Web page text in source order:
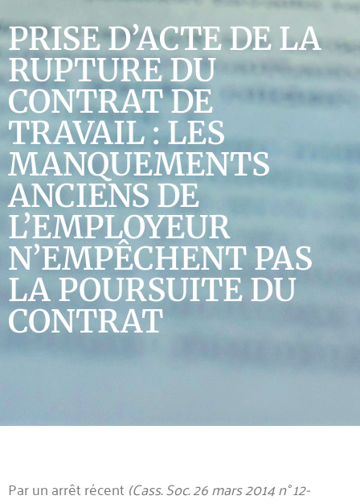
PRISE D’ACTE DE LA
RUPTURE DU
CONTRAT DE
TRAVAIL : LES
MANQUEMENTS
ANCIENS DE
L’EMPLOYEUR
N’EMPÊCHENT PAS
LA POURSUITE DU
CONTRAT
Par un arrêt récent(Cass. Soc. 26 mars 2014 n° 12-